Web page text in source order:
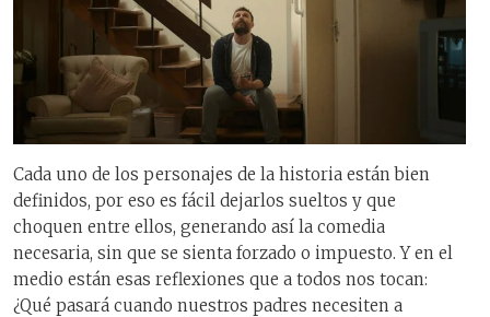
Cada uno de los personajes de la historia están bien
definidos, por eso es fácil dejarlos sueltos y que
choquen entre ellos, generando así la comedia
necesaria, sin que se sienta forzado o impuesto. Y en el
medio están esas reflexiones que a todos nos tocan:
¿Qué pasará cuando nuestros padres necesiten a